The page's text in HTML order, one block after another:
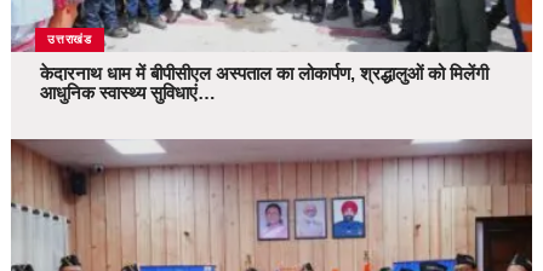
उत्तराखंड
केदारनाथ धाम में बीपीसीएल अस्पताल का लोकार्पण, श्रद्धालुओं को मिलेंगी
आधुनिक स्वास्थ्य सुविधाएं…